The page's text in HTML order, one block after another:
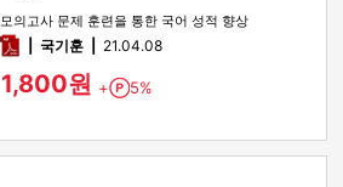
모의고사 문제 훈련을 통한 국어 성적 향상
pdf국기훈 21.04.08
1,800원 + Point
5%